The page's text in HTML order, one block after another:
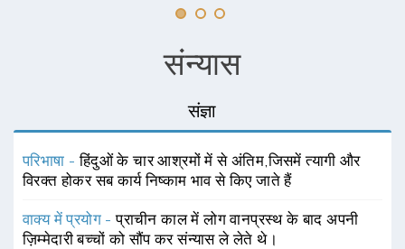
संन्यास
संज्ञा
परिभाषा -हिंदुओं के चार आश्रमों में से अंतिम,जिसमें त्यागी और
विरक्त होकर सब कार्य निष्काम भाव से किए जाते हैं
वाक्य में प्रयोग -प्राचीन काल में लोग वानप्रस्थ के बाद अपनी
ज़िम्मेदारी बच्चों को सौंप कर संन्यास ले लेते थे।